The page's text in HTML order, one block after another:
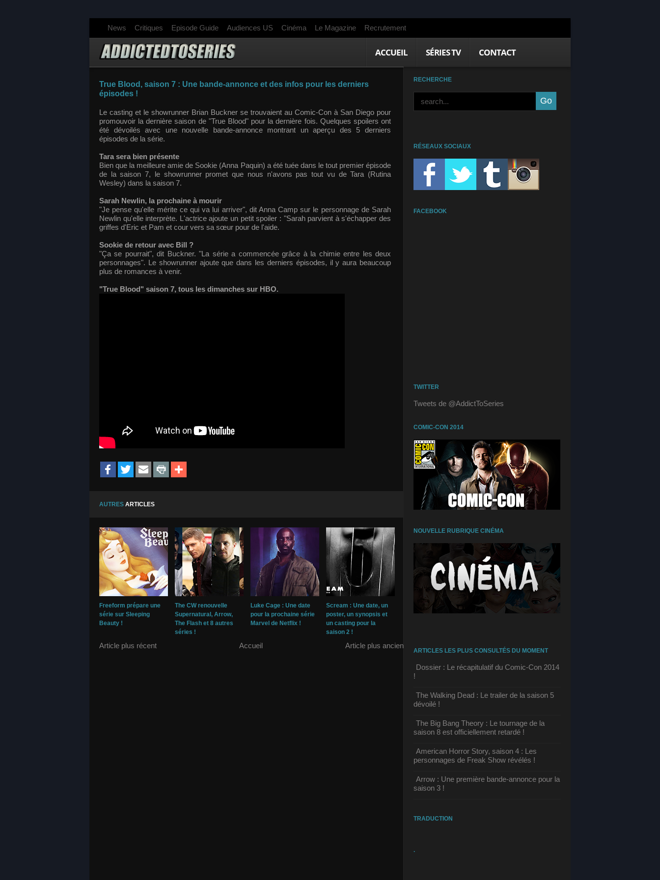
News Critiques Episode Guide Audiences US Cinéma Le Magazine Recrutement
ACCUEIL SÉRIES TV CONTACT
True Blood, saison 7 : Une bande-annonce et des infos pour les derniers
épisodes !
Le casting et le showrunner Brian Buckner se trouvaient au Comic-Con à San Diego pour
promouvoir la dernière saison de "True Blood" pour la dernière fois. Quelques spoilers ont
été dévoilés avec une nouvelle bande-annonce montrant un aperçu des 5 derniers
épisodes de la série.
Tara sera bien présente
Bien que la meilleure amie de Sookie (Anna Paquin) a été tuée dans le tout premier épisode
de la saison 7, le showrunner promet que nous n'avons pas tout vu de Tara (Rutina
Wesley) dans la saison 7.
Sarah Newlin, la prochaine à mourir
"Je pense qu'elle mérite ce qui va lui arriver", dit Anna Camp sur le personnage de Sarah
Newlin qu'elle interprète. L'actrice ajoute un petit spoiler : "Sarah parvient à s'échapper des
griffes d'Eric et Pam et cour vers sa sœur pour de l'aide.
Sookie de retour avec Bill ?
"Ça se pourrait", dit Buckner. "La série a commencée grâce à la chimie entre les deux
personnages". Le showrunner ajoute que dans les derniers épisodes, il y aura beaucoup
plus de romances à venir.
"True Blood" saison 7, tous les dimanches sur HBO.
AUTRES ARTICLES
Freeform prépare une
série sur Sleeping
Beauty !
The CW renouvelle
Supernatural, Arrow,
The Flash et 8 autres
séries !
Luke Cage : Une date
pour la prochaine série
Marvel de Netflix !
Scream : Une date, un
poster, un synopsis et
un casting pour la
saison 2 !
Article plus récent Accueil Article plus ancien
RECHERCHE
RÉSEAUX SOCIAUX
FACEBOOK
TWITTER
Tweets de @AddictToSeries
COMIC-CON 2014
NOUVELLE RUBRIQUE CINÉMA
ARTICLES LES PLUS CONSULTÉS DU MOMENT
Dossier : Le récapitulatif du Comic-Con 2014
!
The Walking Dead : Le trailer de la saison 5
dévoilé !
The Big Bang Theory : Le tournage de la
saison 8 est officiellement retardé !
American Horror Story, saison 4 : Les
personnages de Freak Show révélés !
Arrow : Une première bande-annonce pour la
saison 3 !
TRADUCTION
.